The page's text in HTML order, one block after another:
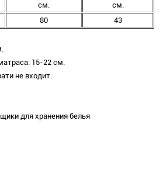
см.
см.
80 43
15-22 см.
не входит.
для хранения белья